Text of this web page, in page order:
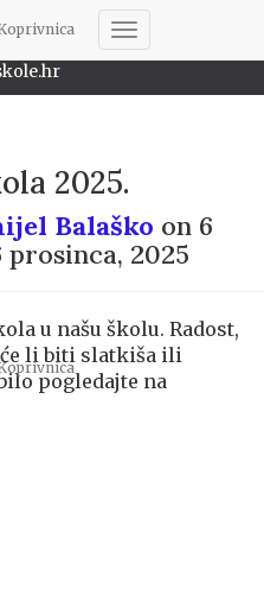
Toggle
2025.
Balaško on 6
prosinca, 2025
u našu školu. Radost,
li biti slatkiša ili
pogledajte na